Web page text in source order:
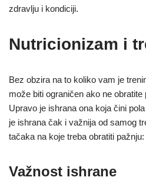
zdravlju i kondiciji.
Nutricionizam i
Bez obzira na to koliko vam je
može biti ograničen ako ne obratite
Upravo je ishrana ona koja čini
je ishrana čak i važnija od samog
tačaka na koje treba obratiti pažnju:
Važnost ishrane